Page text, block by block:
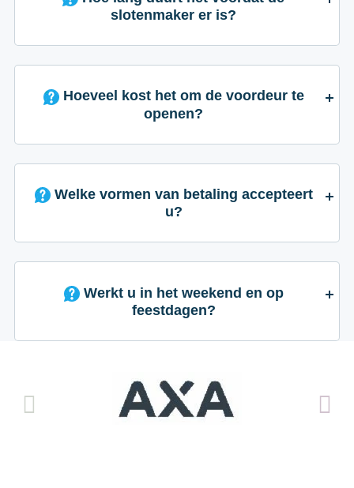
slotenmaker er is?
Hoeveel kost het om de voordeur te
openen?
Welke vormen van betaling accepteert
u?
Werkt u in het weekend en op
feestdagen?